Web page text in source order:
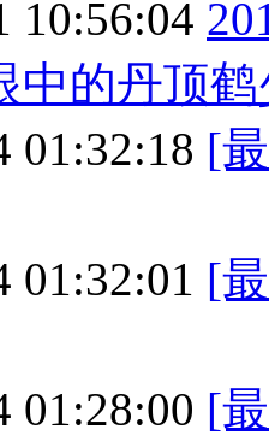
10:56:04
中的丹顶
01:32:18 [
01:32:01 [
01:28:00 [